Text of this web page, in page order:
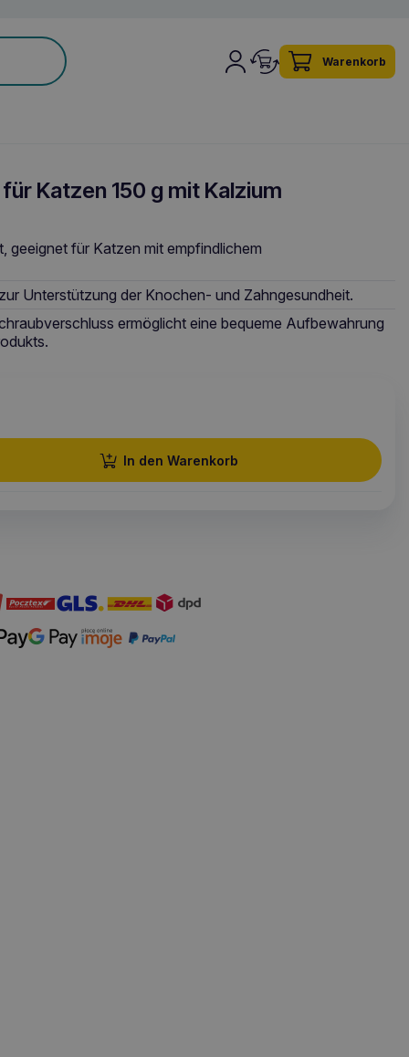
Warenkorb
Katzen 150 g mit Kalzium
geeignet für Katzen mit empfindlichem
Unterstützung der Knochen- und Zahngesundheit.
ermöglicht eine bequeme Aufbewahrung
In den Warenkorb